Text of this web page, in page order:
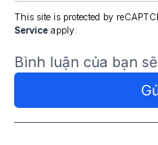
This site is protected by
Service apply.
Bình luận của bạn